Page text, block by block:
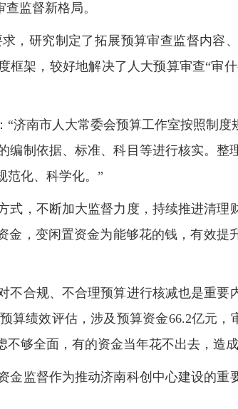
监督新格局。
，研究制定了拓展预算审查监督内容
架，较好地解决了人大预算审查“审
济南市人大常委会预算工作室按照制
制依据、标准、科目等进行核实。
范化、科学化。”
，不断加大监督力度，持续推进清
金，变闲置资金为能够花的钱，有效
不合规、不合理预算进行核减也是重
绩效评估，涉及预算资金66.2亿元，
够全面，有的资金当年花不出去，造
监督作为推动济南科创中心建设的